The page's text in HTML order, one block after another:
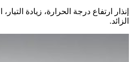
إنذار ارتفاع درجة الحرارة، زيادة
الزائد.